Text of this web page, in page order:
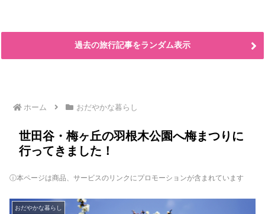
過去の旅行記事をランダム表示
ホーム おだやかな暮らし
世田谷・梅ヶ丘の羽根木公園へ梅まつりに
行ってきました！
ⓘ本ページは商品、サービスのリンクにプロモーションが含まれています
おだやかな暮らし